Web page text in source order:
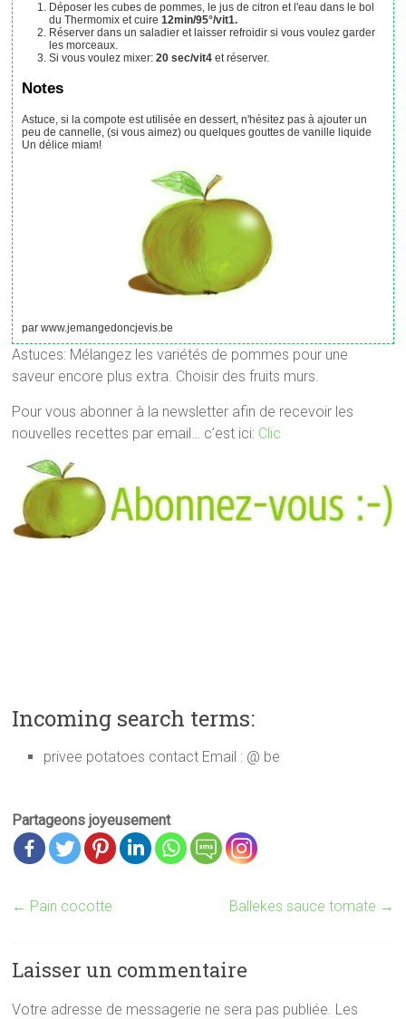
Déposer les cubes de pommes, le jus de citron et l'eau dans le bol
du Thermomix et cuire12min/95°/vit1.
Réserver dans un saladier et laisser refroidir si vous voulez garder
les morceaux.
Si vous voulez mixer:20 sec/vit4et réserver.
Notes
Astuce, si la compote est utilisée en dessert, n'hésitez pas à ajouter un
peu de cannelle, (si vous aimez) ou quelques gouttes de vanille liquide
Un délice miam!
par www.jemangedoncjevis.be
Astuces: Mélangez les variétés de pommes pour une
saveur encore plus extra. Choisir des fruits murs.
Pour vous abonner à la newsletter afin de recevoir les
nouvelles recettes par email… c’est ici: Clic
Incoming search terms:
privee potatoes contact Email : @ be
Partageons joyeusement
← Pain cocotte Ballekes sauce tomate →
Laisser un commentaire
Votre adresse de messagerie ne sera pas publiée. Les